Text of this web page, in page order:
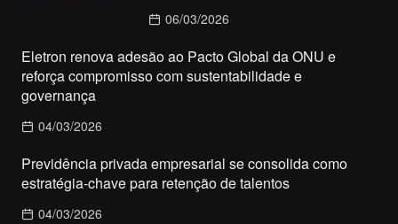
06/03/2026
Eletron renova adesão ao Pacto Global da ONU e
reforça compromisso com sustentabilidade e
governança
04/03/2026
Previdência privada empresarial se consolida como
estratégia-chave para retenção de talentos
04/03/2026